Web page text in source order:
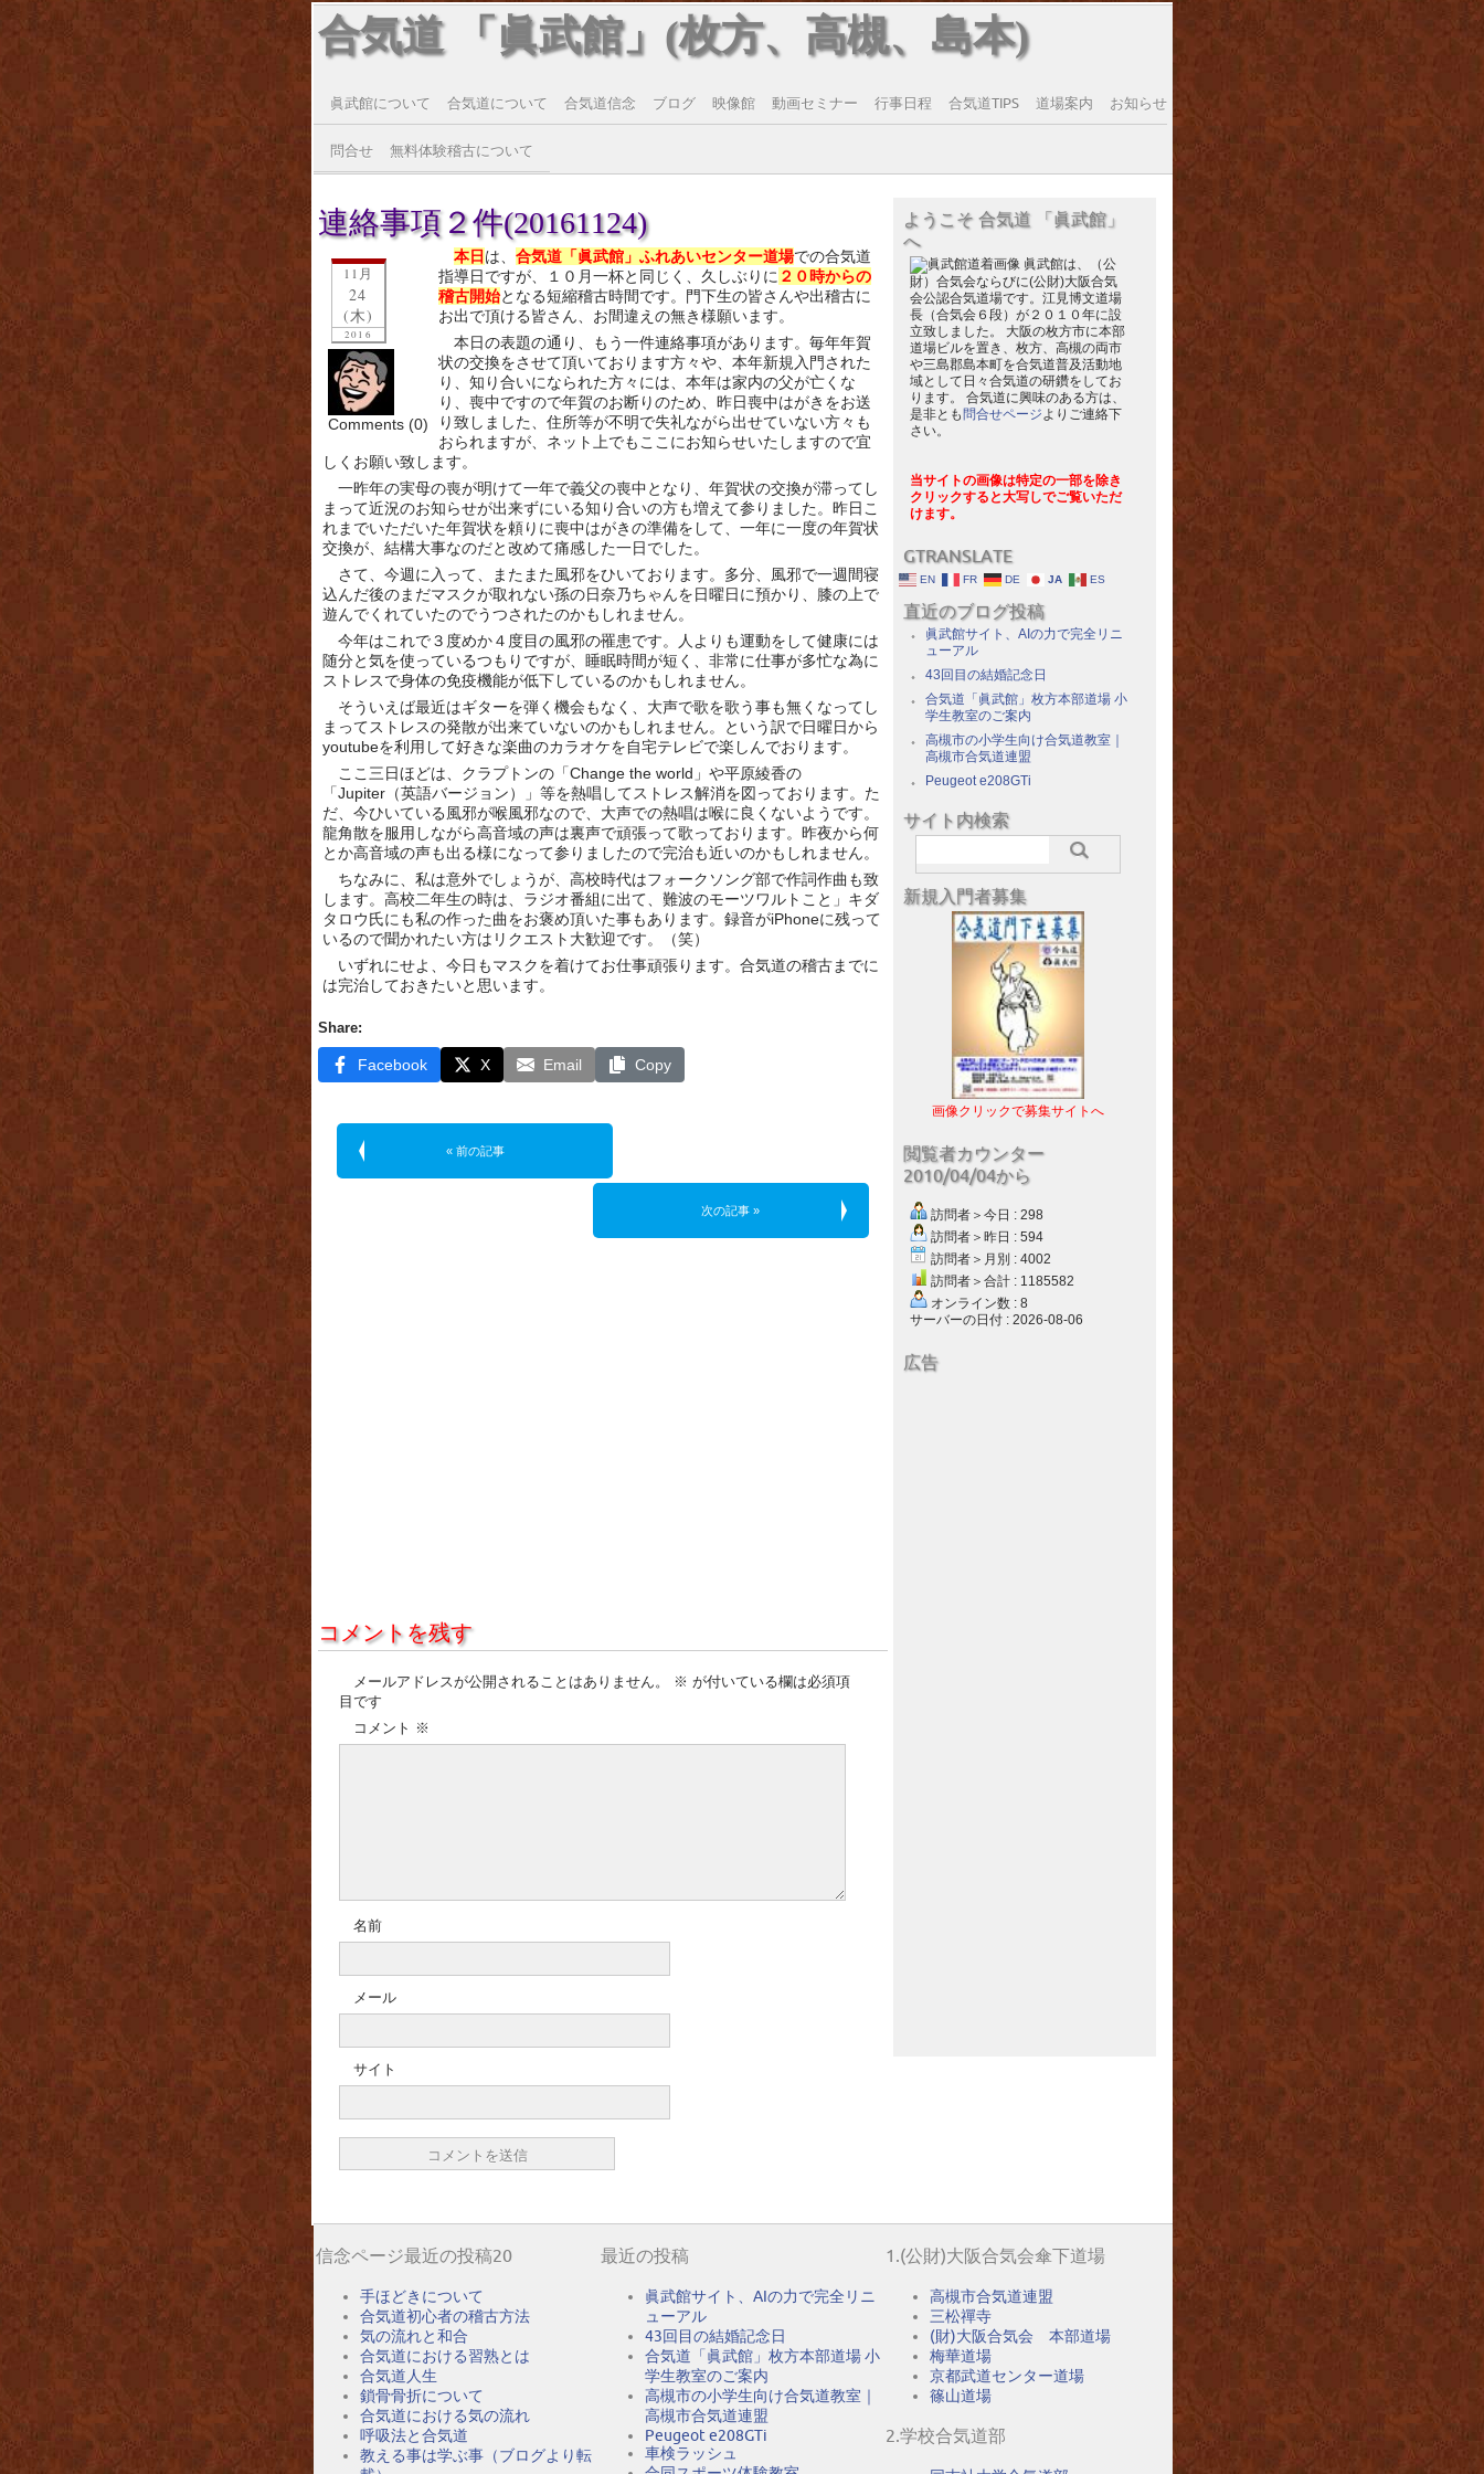
合気道 「眞武館」(枚方、高槻、島本)
眞武館について 合気道について 合気道信念 ブログ 映像館 動画セミナー 行事日程 合気道TIPS 道場案内 お知らせ
問合せ 無料体験稽古について
連絡事項２件(20161124)
11月
24
(木)
2016
Comments (0)
本日 は、 合気道「眞武館」ふれあいセンター道場での合気道
指導日ですが、１０月一杯と同じく、久しぶりに ２０時からの
稽古開始となる短縮稽古時間です。門下生の皆さんや出稽古に
お出で頂ける皆さん、お間違えの無き様願います。
本日の表題の通り、もう一件連絡事項があります。毎年年賀
状の交換をさせて頂いております方々や、本年新規入門された
り、知り合いになられた方々には、本年は家内の父が亡くな
り、喪中ですので年賀のお断りのため、昨日喪中はがきをお送
り致しました、住所等が不明で失礼ながら出せていない方々も
おられますが、ネット上でもここにお知らせいたしますので宜
しくお願い致します。
一昨年の実母の喪が明けて一年で義父の喪中となり、年賀状の交換が滞ってし
まって近況のお知らせが出来ずにいる知り合いの方も増えて参りました。昨日こ
れまでいただいた年賀状を頼りに喪中はがきの準備をして、一年に一度の年賀状
交換が、結構大事なのだと改めて痛感した一日でした。
さて、今週に入って、またまた風邪をひいております。多分、風邪で一週間寝
込んだ後のまだマスクが取れない孫の日奈乃ちゃんを日曜日に預かり、膝の上で
遊んでくれていたのでうつされたのかもしれません。
今年はこれで３度めか４度目の風邪の罹患です。人よりも運動をして健康には
随分と気を使っているつもりですが、睡眠時間が短く、非常に仕事が多忙な為に
ストレスで身体の免疫機能が低下しているのかもしれません。
そういえば最近はギターを弾く機会もなく、大声で歌を歌う事も無くなってし
まってストレスの発散が出来ていないのかもしれません。という訳で日曜日から
youtubeを利用して好きな楽曲のカラオケを自宅テレビで楽しんでおります。
ここ三日ほどは、クラプトンの「Change the world」や平原綾香の
「Jupiter（英語バージョン）」等を熱唱してストレス解消を図っております。た
だ、今ひいている風邪が喉風邪なので、大声での熱唱は喉に良くないようです。
龍角散を服用しながら高音域の声は裏声で頑張って歌っております。昨夜から何
とか高音域の声も出る様になって参りましたので完治も近いのかもしれません。
ちなみに、私は意外でしょうが、高校時代はフォークソング部で作詞作曲も致
します。高校二年生の時は、ラジオ番組に出て、難波のモーツワルトこと」キダ
タロウ氏にも私の作った曲をお褒め頂いた事もあります。録音がiPhoneに残って
いるので聞かれたい方はリクエスト大歓迎です。（笑）
いずれにせよ、今日もマスクを着けてお仕事頑張ります。合気道の稽古までに
は完治しておきたいと思います。
Share:
Facebook X Email Copy
« 前の記事
次の記事 »
コメントを残す
メールアドレスが公開されることはありません。 ※ が付いている欄は必須項
目です
コメント ※
名前
メール
サイト
ようこそ 合気道 「眞武館」
へ
眞武館は、（公
財）合気会ならびに(公財)大阪合気
会公認合気道場です。江見博文道場
長（合気会６段）が２０１０年に設
立致しました。 大阪の枚方市に本部
道場ビルを置き、枚方、高槻の両市
や三島郡島本町を合気道普及活動地
域として日々合気道の研鑽をしてお
ります。 合気道に興味のある方は、
是非とも 問合せページよりご連絡下
さい。
当サイトの画像は特定の一部を除き
クリックすると大写しでご覧いただ
けます。
GTRANSLATE
EN FR DE JA ES
直近のブログ投稿
眞武館サイト、AIの力で完全リニ
ューアル
43回目の結婚記念日
合気道「眞武館」枚方本部道場 小
学生教室のご案内
高槻市の小学生向け合気道教室｜
高槻市合気道連盟
Peugeot e208GTi
サイト内検索
新規入門者募集
画像クリックで募集サイトへ
閲覧者カウンター
2010/04/04から
訪問者＞今日 : 298
訪問者＞昨日 : 594
訪問者＞月別 : 4002
訪問者＞合計 : 1185582
オンライン数 : 8
サーバーの日付 : 2026-08-06
広告
信念ページ最近の投稿20
手ほどきについて
合気道初心者の稽古方法
気の流れと和合
合気道における習熟とは
合気道人生
鎖骨骨折について
合気道における気の流れ
呼吸法と合気道
教える事は学ぶ事（ブログより転
最近の投稿
眞武館サイト、AIの力で完全リニ
ューアル
43回目の結婚記念日
合気道「眞武館」枚方本部道場 小
学生教室のご案内
高槻市の小学生向け合気道教室｜
高槻市合気道連盟
Peugeot e208GTi
車検ラッシュ
1.(公財)大阪合気会傘下道場
高槻市合気道連盟
三松禪寺
(財)大阪合気会 本部道場
梅華道場
京都武道センター道場
篠山道場
2.学校合気道部